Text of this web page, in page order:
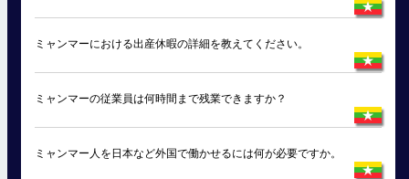
ミャンマーにおける出産休暇の詳細を教えてください。
ミャンマーの従業員は何時間まで残業できますか？
ミャンマー人を日本など外国で働かせるには何が必要ですか。